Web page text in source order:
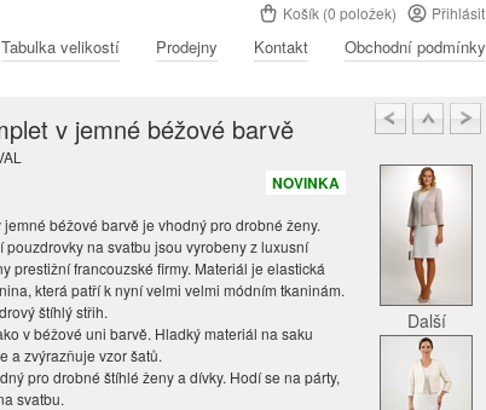
v jemné béžové barvě
NOVINKA
jemné béžové barvě je vhodný pro drobné ženy.
pouzdrovky na svatbu jsou vyrobeny z luxusní
prestižní francouzské firmy. Materiál je elastická
která patří k nyní velmi velmi módním tkaninám.
štíhlý střih.
v béžové uni barvě. Hladký materiál na saku
a zvýrazňuje vzor šatů.
pro drobné štíhlé ženy a dívky. Hodí se na párty,
svatbu.
Další
Košík (0 položek) Přihlásit
Obchodní podmínky
Kontakt
Prodejny
Tabulka velikostí